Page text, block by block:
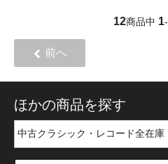
12商品中 1-
前へ
ほかの商品を探す